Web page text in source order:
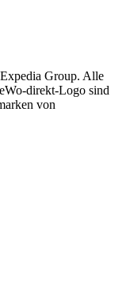
Group. Alle
direkt-Logo sind
von